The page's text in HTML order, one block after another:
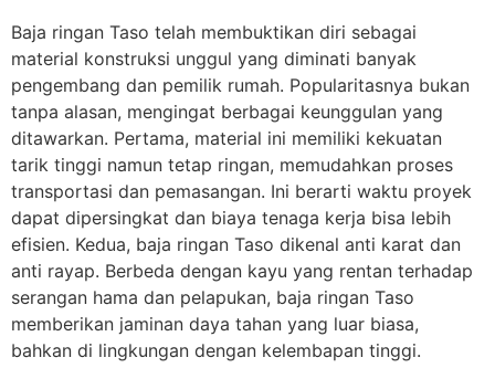
Baja ringan Taso telah membuktikan diri sebagai
material konstruksi unggul yang diminati banyak
pengembang dan pemilik rumah. Popularitasnya bukan
tanpa alasan, mengingat berbagai keunggulan yang
ditawarkan. Pertama, material ini memiliki kekuatan
tarik tinggi namun tetap ringan, memudahkan proses
transportasi dan pemasangan. Ini berarti waktu proyek
dapat dipersingkat dan biaya tenaga kerja bisa lebih
efisien. Kedua, baja ringan Taso dikenal anti karat dan
anti rayap. Berbeda dengan kayu yang rentan terhadap
serangan hama dan pelapukan, baja ringan Taso
memberikan jaminan daya tahan yang luar biasa,
bahkan di lingkungan dengan kelembapan tinggi.